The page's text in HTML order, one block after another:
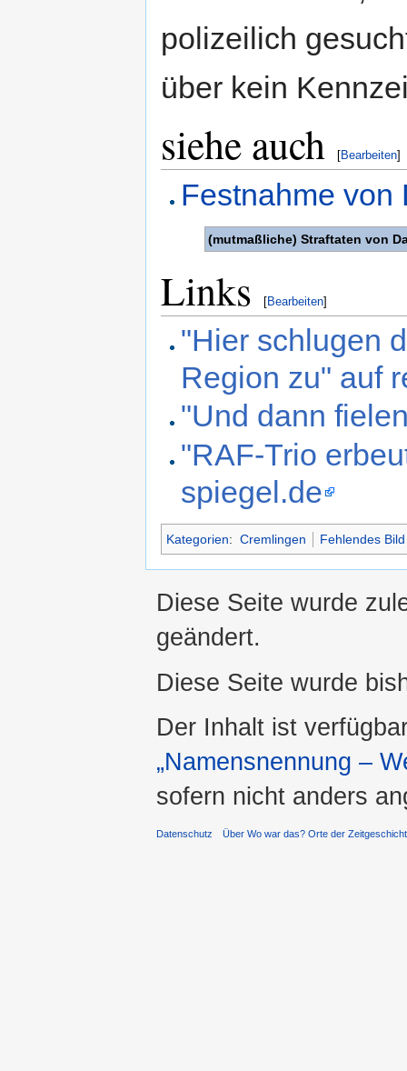
polizeilich
über kein
siehe auch [Bearbeiten]
Festnahme von
(mutmaßliche) Straftaten von
Links [Bearbeiten]
"Hier schlugen
Region zu" auf
"Und dann
"RAF-Trio
spiegel.de
Kategorien: Cremlingen Fehlendes
Diese Seite wurde
geändert.
Diese Seite wurde
Der Inhalt ist
„Namensnennung –
sofern nicht anders
Datenschutz Über Wo war das? Orte der